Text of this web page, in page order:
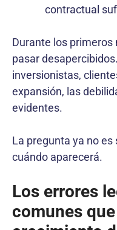
contractual
Durante los
pasar
inversionistas,
expansión, las
evidentes.
La pregunta ya no
cuándo aparecerá.
Los errores
comunes